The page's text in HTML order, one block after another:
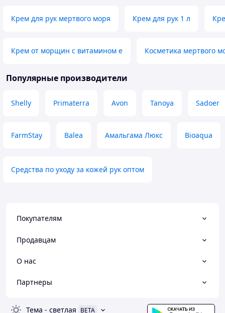
Крем для рук мертвого моря Крем для рук 1 л
Крем от морщин с витамином е Косметика мертвого
Популярные производители
Shelly Primaterra Avon Tanoya Sadoer
FarmStay Balea Амальгама Люкс Bioaqua
Средства по уходу за кожей рук оптом
Покупателям
Продавцам
О нас
Партнеры
Тема - светлая BETA